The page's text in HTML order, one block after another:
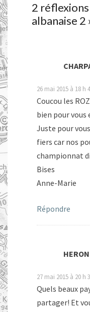
2 réflexions
albanaise 2
26 mai 2015 à 18 h
Coucou les
bien pour vous
Juste pour
fiers car nos
championnat
Bises
Anne-Marie
Répondre
HERON
27 mai 2015 à 20 h
Quels beaux
partager! Et